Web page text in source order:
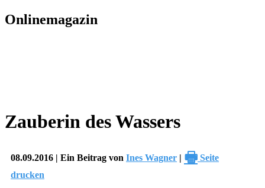
Onlinemagazin
Zauberin des Wassers
08.09.2016 | Ein Beitrag von Ines Wagner | 🖶 Seite
drucken